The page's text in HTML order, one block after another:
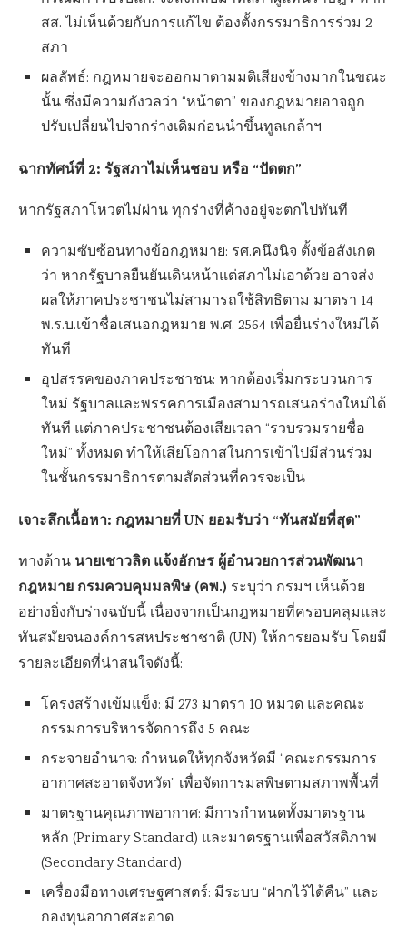
สส. ไม่เห็นด้วยกับการแก้ไข ต้องตั้งกรรมาธิการร่วม 2
สภา
ผลลัพธ์: กฎหมายจะออกมาตามมติเสียงข้างมากในขณะ
นั้น ซึ่งมีความกังวลว่า “หน้าตา” ของกฎหมายอาจถูก
ปรับเปลี่ยนไปจากร่างเดิมก่อนนำขึ้นทูลเกล้าฯ
ฉากทัศน์ที่ 2: รัฐสภาไม่เห็นชอบ หรือ “ปัดตก”
หากรัฐสภาโหวตไม่ผ่าน ทุกร่างที่ค้างอยู่จะตกไปทันที
ความซับซ้อนทางข้อกฎหมาย: รศ.คนึงนิจ ตั้งข้อสังเกต
ว่า หากรัฐบาลยืนยันเดินหน้าแต่สภาไม่เอาด้วย อาจส่ง
ผลให้ภาคประชาชนไม่สามารถใช้สิทธิตาม มาตรา 14
พ.ร.บ.เข้าชื่อเสนอกฎหมาย พ.ศ. 2564 เพื่อยื่นร่างใหม่ได้
ทันที
อุปสรรคของภาคประชาชน: หากต้องเริ่มกระบวนการ
ใหม่ รัฐบาลและพรรคการเมืองสามารถเสนอร่างใหม่ได้
ทันที แต่ภาคประชาชนต้องเสียเวลา “รวบรวมรายชื่อ
ใหม่” ทั้งหมด ทำให้เสียโอกาสในการเข้าไปมีส่วนร่วม
ในชั้นกรรมาธิการตามสัดส่วนที่ควรจะเป็น
เจาะลึกเนื้อหา: กฎหมายที่ UN ยอมรับว่า “ทันสมัยที่สุด”
ทางด้าน นายเชาวลิต แจ้งอักษร ผู้อำนวยการส่วนพัฒนา
กฎหมาย กรมควบคุมมลพิษ (คพ.) ระบุว่า กรมฯ เห็นด้วย
อย่างยิ่งกับร่างฉบับนี้ เนื่องจากเป็นกฎหมายที่ครอบคลุมและ
ทันสมัยจนองค์การสหประชาชาติ (UN) ให้การยอมรับ โดยมี
รายละเอียดที่น่าสนใจดังนี้:
โครงสร้างเข้มแข็ง: มี 273 มาตรา 10 หมวด และคณะ
กรรมการบริหารจัดการถึง 5 คณะ
กระจายอำนาจ: กำหนดให้ทุกจังหวัดมี “คณะกรรมการ
อากาศสะอาดจังหวัด” เพื่อจัดการมลพิษตามสภาพพื้นที่
มาตรฐานคุณภาพอากาศ: มีการกำหนดทั้งมาตรฐาน
หลัก (Primary Standard) และมาตรฐานเพื่อสวัสดิภาพ
(Secondary Standard)
เครื่องมือทางเศรษฐศาสตร์: มีระบบ “ฝากไว้ได้คืน” และ
กองทุนอากาศสะอาด